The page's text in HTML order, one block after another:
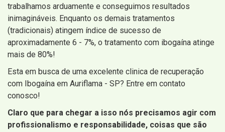
trabalhamos arduamente e conseguimos resultados
inimagináveis. Enquanto os demais tratamentos
(tradicionais) atingem índice de sucesso de
aproximadamente 6 - 7%, o tratamento com ibogaína atinge
mais de 80%!
Esta em busca de uma excelente clinica de recuperação
com Ibogaína em Auriflama - SP? Entre em contato
conosco!
Claro que para chegar a isso nós precisamos agir com
profissionalismo e responsabilidade, coisas que são